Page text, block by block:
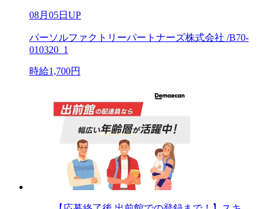
08月05日UP
パーソルファクトリーパートナーズ株式会社 /B70-
010320_1
時給1,700円